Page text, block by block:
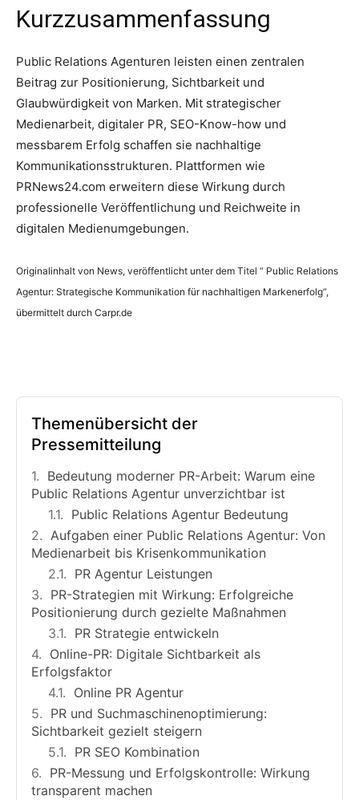
Kurzzusammenfassung
Public Relations Agenturen leisten einen zentralen
Beitrag zur Positionierung, Sichtbarkeit und
Glaubwürdigkeit von Marken. Mit strategischer
Medienarbeit, digitaler PR, SEO-Know-how und
messbarem Erfolg schaffen sie nachhaltige
Kommunikationsstrukturen. Plattformen wie
PRNews24.com erweitern diese Wirkung durch
professionelle Veröffentlichung und Reichweite in
digitalen Medienumgebungen.
Originalinhalt von News, veröffentlicht unter dem Titel “ Public Relations
Agentur: Strategische Kommunikation für nachhaltigen Markenerfolg“,
übermittelt durch Carpr.de
Themenübersicht der
Pressemitteilung
Bedeutung moderner PR-Arbeit: Warum eine
Public Relations Agentur unverzichtbar ist
Public Relations Agentur Bedeutung
Aufgaben einer Public Relations Agentur: Von
Medienarbeit bis Krisenkommunikation
PR Agentur Leistungen
PR-Strategien mit Wirkung: Erfolgreiche
Positionierung durch gezielte Maßnahmen
PR Strategie entwickeln
Online-PR: Digitale Sichtbarkeit als
Erfolgsfaktor
Online PR Agentur
PR und Suchmaschinenoptimierung:
Sichtbarkeit gezielt steigern
PR SEO Kombination
PR-Messung und Erfolgskontrolle: Wirkung
transparent machen